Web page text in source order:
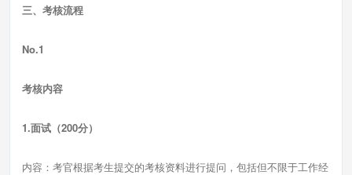
三、考核流程
No.1
考核内容
1.面试（200分）
内容：考官根据考生提交的考核资料进行提问，包括但不限于工作经